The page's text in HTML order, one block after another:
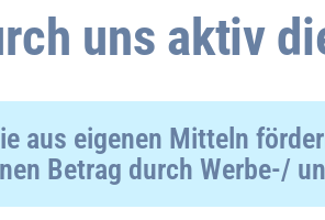
uns aktiv
aus eigenen Mitteln
Betrag durch Werbe-/